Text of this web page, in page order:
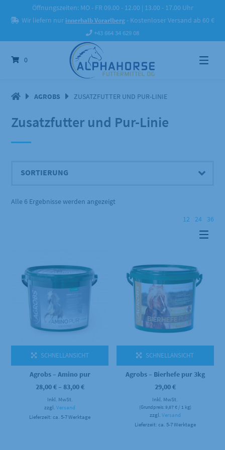
zum
Inhalt
Öffnungszeiten: MO - FR 09.00 - 12.00 | 13.00 - 17.00 Uhr
Wir liefern nur innerhalb Vorarlberg- Kostenloser Versand ab 60 €
+43 664 34 629 08
0
AGROBS ZUSATZFUTTER UND PUR-LINIE
Zusatzfutter und Pur-Linie
Alle 6 Ergebnisse werden angezeigt
12
24 36
SCHNELLANSICHT
Agrobs – Amino pur
28,00€– 83,00€Preisspanne:
Inkl. MwSt.
zzgl.Versand
Lieferzeit: ca. 5-7 Werktage
SCHNELLANSICHT
Agrobs – Bierhefe pur 3kg
29,00€
Inkl. MwSt.
(Grundpreis:9,67 €/ 1 kg)
zzgl. Versand
Lieferzeit: ca. 5-7 Werktage